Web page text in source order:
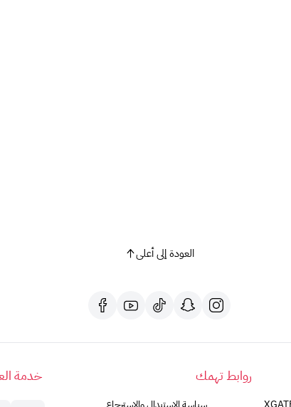
العودة إلى أعلى
روابط تهمك خدمة